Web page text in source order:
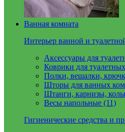
Ванная комната
Интерьер ванной и
Аксессуары для
Коврики для
Полки, вешалки,
Шторы для ванных
Штанги, карнизы,
Весы напольные (11)
Гигиенические средства и